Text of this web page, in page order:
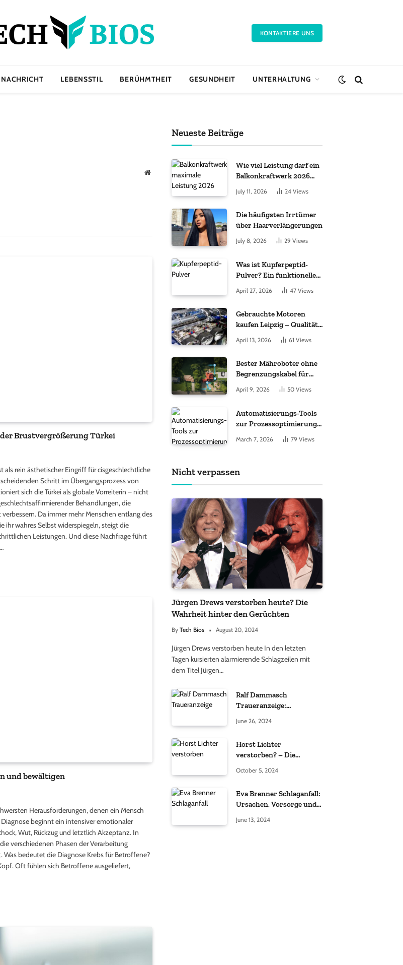
KONTAKTIERE UNS
NACHRICHT LEBENSSTIL BERÜHMTHEIT GESUNDHEIT UNTERHALTUNG
Website
Brustvergrößerung Türkei
als rein ästhetischer Eingriff für cisgeschlechtliche
Schritt im Übergangsprozess von
sich die Türkei als globale Vorreiterin – nicht
Behandlungen, die
Da immer mehr Menschen entlang des
ihr wahres Selbst widerspiegeln, steigt die
Leistungen. Und diese Nachfrage führt
und bewältigen
Herausforderungen, denen ein Mensch
beginnt ein intensiver emotionaler
Wut, Rückzug und letztlich Akzeptanz. In
verschiedenen Phasen der Verarbeitung
bedeutet die Diagnose Krebs für Betroffene?
Oft fühlen sich Betroffene ausgeliefert,
Neueste Beiträge
Wie viel Leistung darf ein
Balkonkraftwerk 2026
July 11, 2026 24 Views
Die häufigsten Irrtümer
über Haarverlängerungen
July 8, 2026 29 Views
Was ist Kupferpeptid-
Pulver? Ein funktioneller
Komplex aus „kleinem
Molekül + Metall“
April 27, 2026 47 Views
Gebrauchte Motoren
kaufen Leipzig – Qualität,
Garantie und weltweite
Lieferung im Fokus
April 13, 2026 61 Views
Bester Mähroboter ohne
Begrenzungskabel für
kleine Gärten: Worauf es
bei 200 bis 500 m²
April 9, 2026 50 Views
Automatisierungs-Tools
zur Prozessoptimierung
im Einkauf: Wichtige
Funktionen, auf die Sie
March 7, 2026 79 Views
Nicht verpassen
Jürgen Drews verstorben heute? Die
Wahrheit hinter den Gerüchten
By Tech Bios August 20, 2024
Jürgen Drews verstorben heute In den letzten
Tagen kursierten alarmierende Schlagzeilen mit
dem Titel Jürgen…
Ralf Dammasch
Traueranzeige:
Informationen
June 26, 2024
Horst Lichter
verstorben? – Die
Gerüchten
October 5, 2024
Eva Brenner Schlaganfall:
Ursachen, Vorsorge und
June 13, 2024